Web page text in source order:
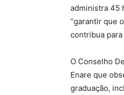
administra 45
“garantir que
contribua
O Conselho
Enare que
graduação,